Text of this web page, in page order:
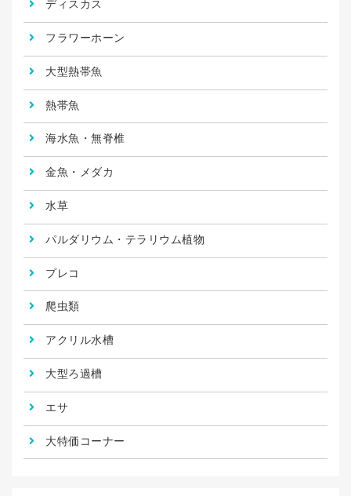
ディスカス
フラワーホーン
大型熱帯魚
熱帯魚
海水魚・無脊椎
金魚・メダカ
水草
パルダリウム・テラリウム植物
プレコ
爬虫類
アクリル水槽
大型ろ過槽
エサ
大特価コーナー